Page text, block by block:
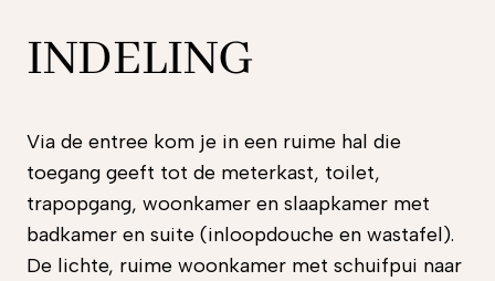
INDELING
Via de entree kom je in een ruime hal die
toegang geeft tot de meterkast, toilet,
trapopgang, woonkamer en slaapkamer met
badkamer en suite (inloopdouche en wastafel).
De lichte, ruime woonkamer met schuifpui naar